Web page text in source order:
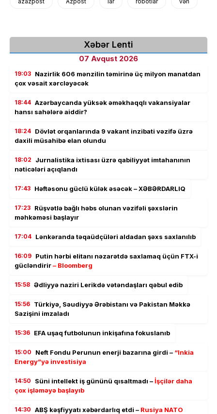
Xəbər Lenti
07 Avqust 2026
19:03 Nazirlik 606 mənzilin təmirinə üç milyon manatdan
çox vəsait xərcləyəcək
18:44 Azərbaycanda yüksək əməkhaqqlı vakansiyalar
hansı sahələrə aiddir?
18:24 Dövlət orqanlarında 9 vakant inzibati vəzifə üzrə
daxili müsahibə elan olundu
18:02
Jurnalistika ixtisası üzrə qabiliyyət imtahanının
nəticələri açıqlandı
17:43 Həftəsonu güclü külək əsəcək – XƏBƏRDARLIQ
17:23 Rüşvətlə bağlı həbs olunan vəzifəli şəxslərin
məhkəməsi başlayır
17:04 Lənkəranda təqaüdçüləri aldadan şəxs saxlanılıb
16:09 Putin hərbi elitanı nəzarətdə saxlamaq üçün FTX-i
gücləndirir– Bloomberg
15:58 Ədliyyə naziri Lerikdə vətəndaşları qəbul edib
15:56 Türkiyə, Səudiyyə Ərəbistanı və Pakistan Məkkə
Sazişini imzaladı
15:36 EFA uşaq futbolunun inkişafına fokuslanıb
15:00 Neft Fondu Perunun enerji bazarına girdi – “Inkia
Energy”yə investisiya
14:50 Süni intellekt iş gününü qısaltmadı –İşçilər daha
çox işləməyə başlayıb
14:30 ABŞ kəşfiyyatı xəbərdarlıq etdi – Rusiya NATO